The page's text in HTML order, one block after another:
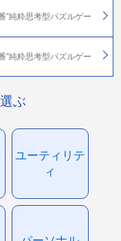
”純粋思考型パズルゲー
”純粋思考型パズルゲー
ぶ
ユーティリテ
ィ